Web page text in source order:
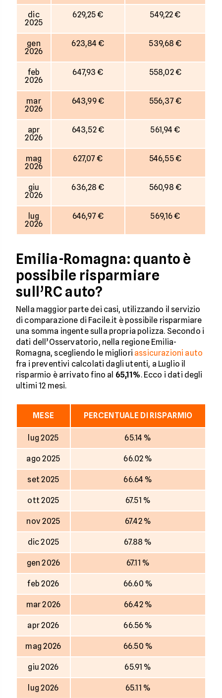
dic
2025
629,25 € 549,22 €
gen
2026
623,84 € 539,68 €
feb
2026
647,93 € 558,02 €
mar
2026
643,99 € 556,37 €
apr
2026
643,52 € 561,94 €
mag
2026
627,07 € 546,55 €
giu
2026
636,28 € 560,98 €
lug
2026
646,97 € 569,16 €
Emilia-Romagna: quanto è
possibile risparmiare
sull’RC auto?
Nella maggior parte dei casi, utilizzando il servizio
di comparazione di Facile.it è possibile risparmiare
una somma ingente sulla propria polizza. Secondo i
dati dell’Osservatorio, nella regione Emilia-
Romagna, scegliendo le migliori assicurazioni auto
fra i preventivi calcolati dagli utenti, a Luglio il
risparmio è arrivato fino al 65,11%. Ecco i dati degli
ultimi 12 mesi.
MESE PERCENTUALE DI RISPARMIO
lug 2025 65.14 %
ago 2025 66.02 %
set 2025 66.64 %
ott 2025 67.51 %
nov 2025 67.42 %
dic 2025 67.88 %
gen 2026 67.11 %
feb 2026 66.60 %
mar 2026 66.42 %
apr 2026 66.56 %
mag 2026 66.50 %
giu 2026 65.91 %
lug 2026 65.11 %